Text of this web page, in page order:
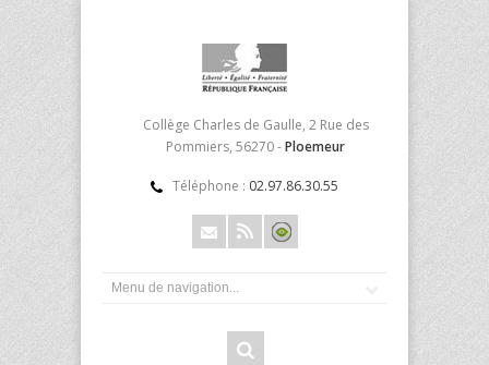
Collège Charles de Gaulle, 2 Rue des
Pommiers, 56270 -Ploemeur
Téléphone : 02.97.86.30.55